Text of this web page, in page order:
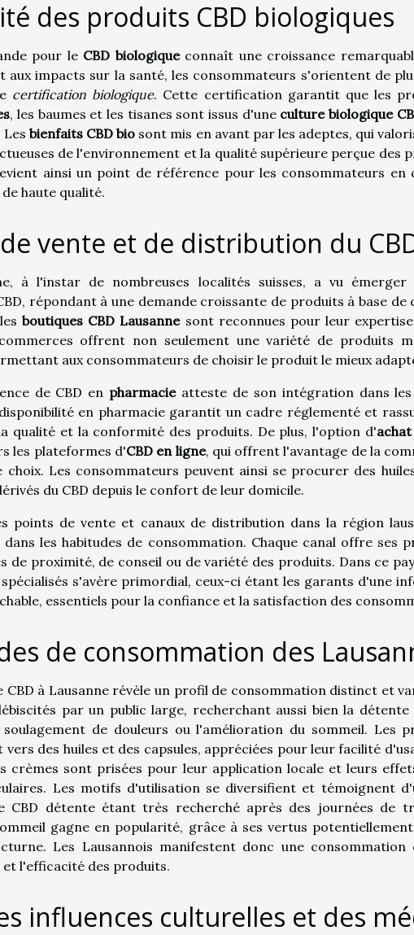
des produits CBD biologiques
pour le CBD biologiqueconnaît une croissance
aux impacts sur la santé, les consommateurs s'orientent de
certification biologique. Cette certification garantit que les
, les baumes et les tisanes sont issus d'une culture biologique
Lesbienfaits CBD bio sont mis en avant par les adeptes, qui
de l'environnement et la qualité supérieure perçue des
ainsi un point de référence pour les consommateurs en
haute qualité.
vente et de distribution du
à l'instar de nombreuses localités suisses, a vu émerger
répondant à une demande croissante de produits à base de
boutiques CBD Lausannesont reconnues pour leur
offrent non seulement une variété de produits
aux consommateurs de choisir le produit le mieux
de CBD en pharmacieatteste de son intégration dans
en pharmacie garantit un cadre réglementé et
qualité et la conformité des produits. De plus, l'option d'
les plateformes d'CBD en ligne, qui offrent l'avantage de la
choix. Les consommateurs peuvent ainsi se procurer des
du CBD depuis le confort de leur domicile.
points de vente et canaux de distribution dans la région
les habitudes de consommation. Chaque canal offre ses
de proximité, de conseil ou de variété des produits. Dans ce
s'avère primordial, ceux-ci étant les garants d'une
essentiels pour la confiance et la satisfaction des
de consommation des
CBD à Lausanne révèle un profil de consommation distinct et
par un public large, recherchant aussi bien la détente
de douleurs ou l'amélioration du sommeil. Les
des huiles et des capsules, appréciées pour leur facilité
crèmes sont prisées pour leur application locale et leurs
Les motifs d'utilisation se diversifient et témoignent
CBD détente étant très recherché après des journées de
gagne en popularité, grâce à ses vertus
Les Lausannois manifestent donc une consommation
l'efficacité des produits.
influences culturelles et des